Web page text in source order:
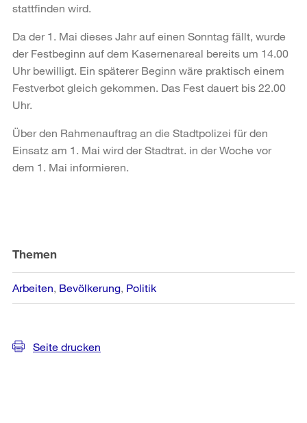
stattfinden wird.
Da der 1. Mai dieses Jahr auf einen Sonntag fällt, wurde
der Festbeginn auf dem Kasernenareal bereits um 14.00
Uhr bewilligt. Ein späterer Beginn wäre praktisch einem
Festverbot gleich gekommen. Das Fest dauert bis 22.00
Uhr.
Über den Rahmenauftrag an die Stadtpolizei für den
Einsatz am 1. Mai wird der Stadtrat. in der Woche vor
dem 1. Mai informieren.
Informationen
Themen
Arbeiten Bevölkerung Politik
Seite drucken